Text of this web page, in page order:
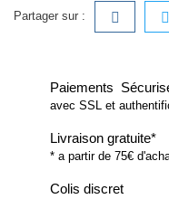
Partager sur :
Paiements
avec SSL et
Livraison gratuite*
* a partir de 75€
Colis discret